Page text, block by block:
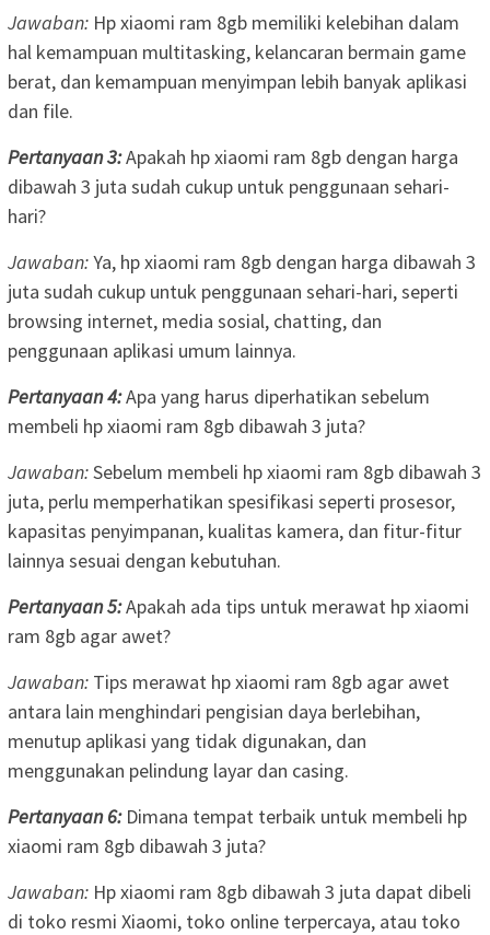
Jawaban: Hp xiaomi ram 8gb memiliki kelebihan dalam
hal kemampuan multitasking, kelancaran bermain game
berat, dan kemampuan menyimpan lebih banyak aplikasi
dan file.
Pertanyaan 3:Apakah hp xiaomi ram 8gb dengan harga
dibawah 3 juta sudah cukup untuk penggunaan sehari-
hari?
Jawaban:Ya, hp xiaomi ram 8gb dengan harga dibawah 3
juta sudah cukup untuk penggunaan sehari-hari, seperti
browsing internet, media sosial, chatting, dan
penggunaan aplikasi umum lainnya.
Pertanyaan 4:Apa yang harus diperhatikan sebelum
membeli hp xiaomi ram 8gb dibawah 3 juta?
Jawaban:Sebelum membeli hp xiaomi ram 8gb dibawah 3
juta, perlu memperhatikan spesifikasi seperti prosesor,
kapasitas penyimpanan, kualitas kamera, dan fitur-fitur
lainnya sesuai dengan kebutuhan.
Pertanyaan 5:Apakah ada tips untuk merawat hp xiaomi
ram 8gb agar awet?
Jawaban: Tips merawat hp xiaomi ram 8gb agar awet
antara lain menghindari pengisian daya berlebihan,
menutup aplikasi yang tidak digunakan, dan
menggunakan pelindung layar dan casing.
Pertanyaan 6:Dimana tempat terbaik untuk membeli hp
xiaomi ram 8gb dibawah 3 juta?
Jawaban: Hp xiaomi ram 8gb dibawah 3 juta dapat dibeli
di toko resmi Xiaomi, toko online terpercaya, atau toko